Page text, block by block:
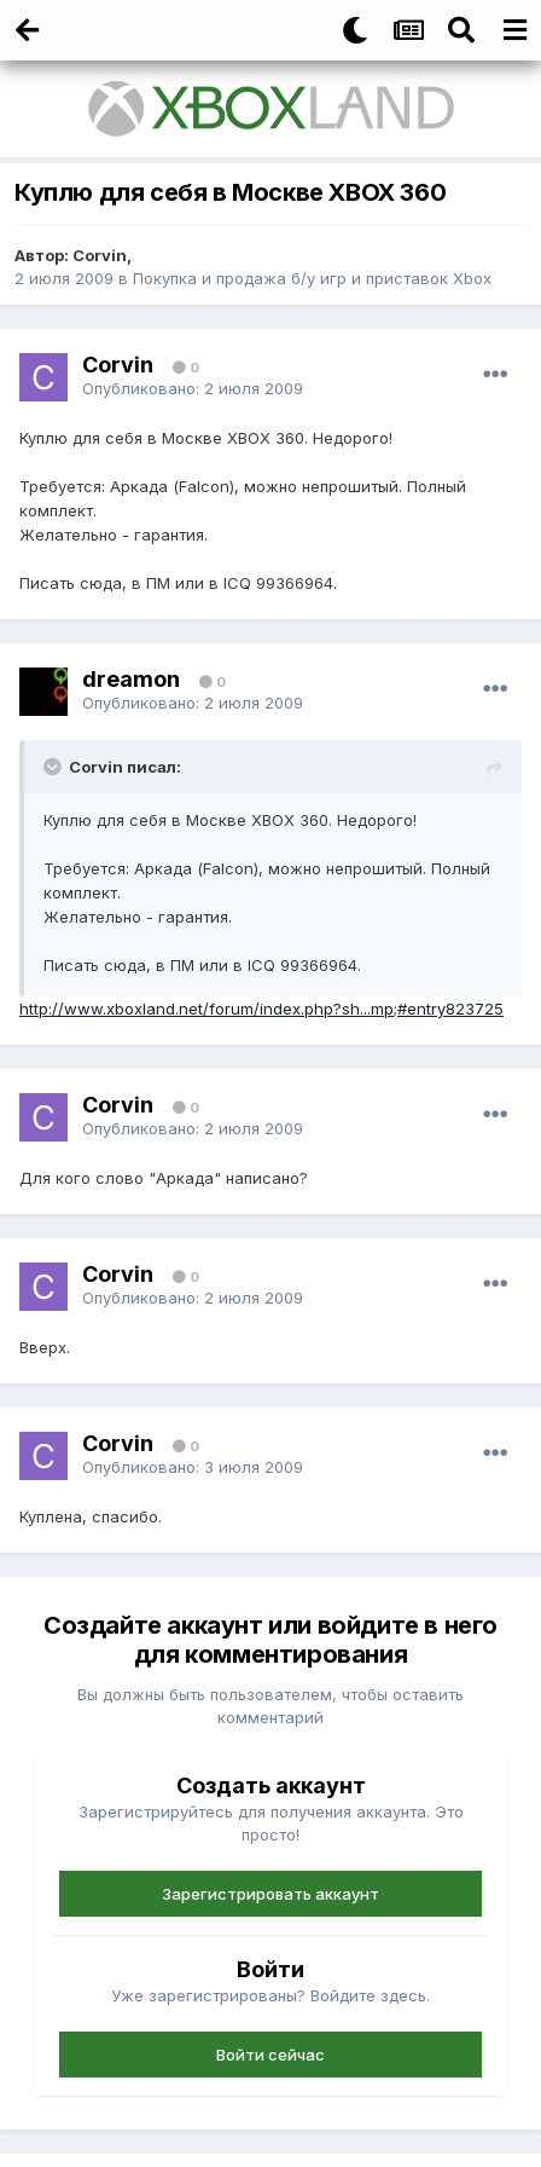
Куплю для себя в Москве ХВОХ 360
Автор: Corvin,
2 июля 2009 в Покупка и продажа б/у игр и приставок Xbox
Corvin 0
Опубликовано: 2 июля 2009
Куплю для себя в Москве ХВОХ 360. Недорого!
Требуется: Аркада (Falcon), можно непрошитый. Полный
комплект.
Желательно - гарантия.
Писать сюда, в ПМ или в ICQ 99366964.
dreamon 0
Опубликовано: 2 июля 2009
Corvin писал:
Куплю для себя в Москве ХВОХ 360. Недорого!
Требуется: Аркада (Falcon), можно непрошитый. Полный
комплект.
Желательно - гарантия.
Писать сюда, в ПМ или в ICQ 99366964.
http://www.xboxland.net/forum/index.php?sh...mp;#entry823725
Corvin 0
Опубликовано: 2 июля 2009
Для кого слово "Аркада" написано?
Corvin 0
Опубликовано: 2 июля 2009
Вверх.
Corvin 0
Опубликовано: 3 июля 2009
Куплена, спасибо.
Создайте аккаунт или войдите в него
для комментирования
Вы должны быть пользователем, чтобы оставить
комментарий
Создать аккаунт
Зарегистрируйтесь для получения аккаунта. Это
просто!
Зарегистрировать аккаунт
Войти
Уже зарегистрированы? Войдите здесь.
Войти сейчас